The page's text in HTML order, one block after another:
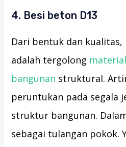
4. Besi beton D13
Dari bentuk dan
adalah tergolong
bangunan struktural.
peruntukan pada segala
struktur bangunan.
sebagai tulangan pokok.